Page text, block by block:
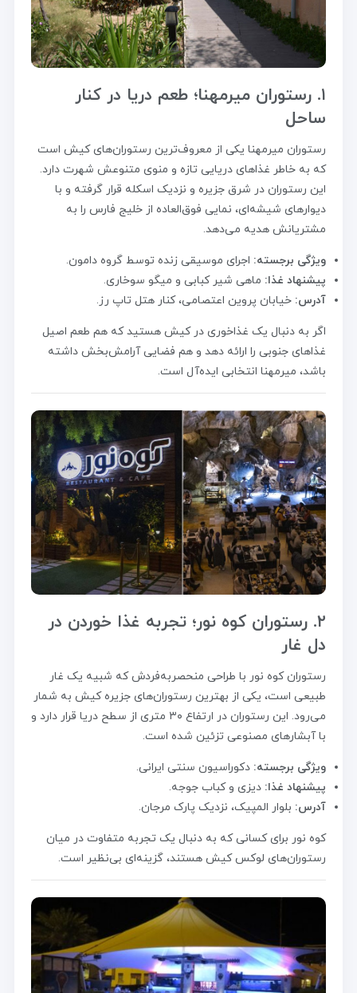
۱. رستوران میرمهنا؛ طعم دریا در کنار
ساحل
رستوران میرمهنا یکی از معروف‌ترین رستوران‌های کیش است
که به خاطر غذاهای دریایی تازه و منوی متنوعش شهرت دارد.
این رستوران در شرق جزیره و نزدیک اسکله قرار گرفته و با
دیوارهای شیشه‌ای، نمایی فوق‌العاده از خلیج فارس را به
مشتریانش هدیه می‌دهد.
ویژگی برجسته: اجرای موسیقی زنده توسط گروه دامون.
پیشنهاد غذا: ماهی شیر کبابی و میگو سوخاری.
آدرس: خیابان پروین اعتصامی، کنار هتل تاپ رز.
اگر به دنبال یک غذاخوری در کیش هستید که هم طعم اصیل
غذاهای جنوبی را ارائه دهد و هم فضایی آرامش‌بخش داشته
باشد، میرمهنا انتخابی ایده‌آل است.
۲. رستوران کوه نور؛ تجربه غذا خوردن در
دل غار
رستوران کوه نور با طراحی منحصربه‌فردش که شبیه یک غار
طبیعی است، یکی از بهترین رستوران‌های جزیره کیش به شمار
می‌رود. این رستوران در ارتفاع ۳۰ متری از سطح دریا قرار دارد و
با آبشارهای مصنوعی تزئین شده است.
ویژگی برجسته: دکوراسیون سنتی ایرانی.
پیشنهاد غذا: دیزی و کباب جوجه.
آدرس: بلوار المپیک، نزدیک پارک مرجان.
کوه نور برای کسانی که به دنبال یک تجربه متفاوت در میان
رستوران‌های لوکس کیش هستند، گزینه‌ای بی‌نظیر است.